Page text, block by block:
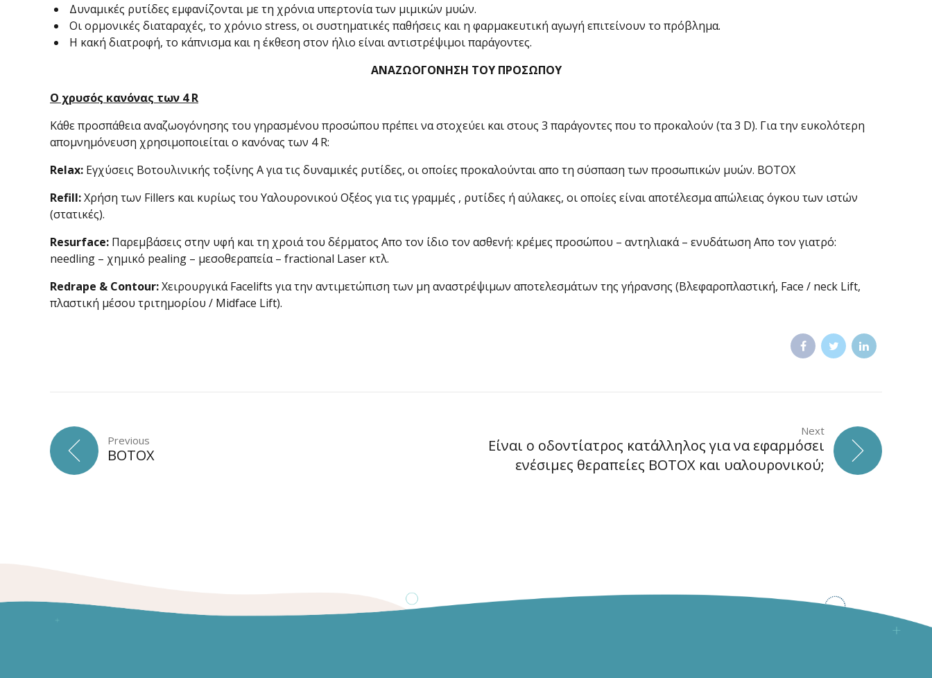
Δυναμικές ρυτίδες εμφανίζονται με τη χρόνια υπερτονία των μιμικών μυών.
Οι ορμονικές διαταραχές, το χρόνιο stress, οι συστηματικές παθήσεις και η φαρμακευτική αγωγή επιτείνουν το πρόβλημα.
Η κακή διατροφή, το κάπνισμα και η έκθεση στον ήλιο είναι αντιστρέψιμοι παράγοντες.
ΑΝΑΖΩΟΓΟΝΗΣΗ ΤΟΥ ΠΡΟΣΩΠΟΥ
Ο χρυσός κανόνας των 4 R
Κάθε προσπάθεια αναζωογόνησης του γηρασμένου προσώπου πρέπει να στοχεύει και στους 3 παράγοντες που το προκαλούν (τα 3 D). Για την ευκολότερη
απομνημόνευση χρησιμοποιείται ο κανόνας των 4 R:
Relax: Εγχύσεις Βοτουλινικής τοξίνης Α για τις δυναμικές ρυτίδες, οι οποίες προκαλούνται απο τη σύσπαση των προσωπικών μυών. BOTOX
Refill:Χρήση των Fillers και κυρίως του Υαλουρονικού Οξέος για τις γραμμές , ρυτίδες ή αύλακες, οι οποίες είναι αποτέλεσμα απώλειας όγκου των ιστών
(στατικές).
Resurface: Παρεμβάσεις στην υφή και τη χροιά του δέρματος Απο τον ίδιο τον ασθενή: κρέμες προσώπου – αντηλιακά – ενυδάτωση Απο τον γιατρό:
needling – χημικό pealing – μεσοθεραπεία – fractional Laser κτλ.
Redrape & Contour:Χειρουργικά Facelifts για την αντιμετώπιση των μη αναστρέψιμων αποτελεσμάτων της γήρανσης (Βλεφαροπλαστική, Face / neck Lift,
πλαστική μέσου τριτημορίου / Midface Lift).
Previous
BOTOX
Next
Είναι ο οδοντίατρος κατάλληλος για να εφαρμόσει
ενέσιμες θεραπείες BOTOX και υαλουρονικού;